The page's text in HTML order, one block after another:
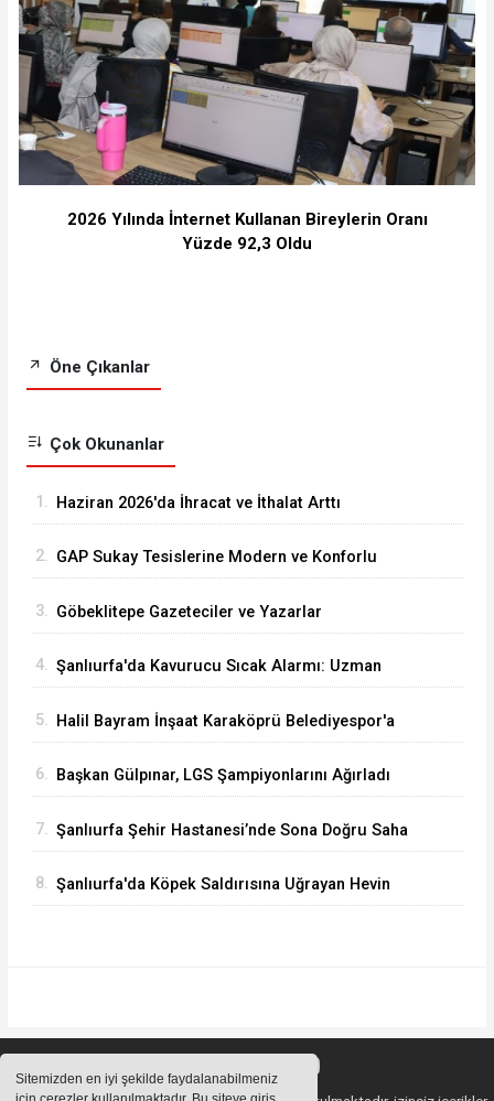
Sitemizden en iyi şekilde faydalanabilmeniz
2026 Yılında İnternet Kullanan Bireylerin Oranı
Yüzde 92,3 Oldu
Öne Çıkanlar
Çok Okunanlar
1. Haziran 2026'da İhracat ve İthalat Arttı
2. GAP Sukay Tesislerine Modern ve Konforlu
3. Göbeklitepe Gazeteciler ve Yazarlar
Öldürür, Havuz Güldürür
4. Şanlıurfa'da Kavurucu Sıcak Alarmı: Uzman
5. Halil Bayram İnşaat Karaköprü Belediyespor'a
6. Başkan Gülpınar, LGS Şampiyonlarını Ağırladı
7. Şanlıurfa Şehir Hastanesi’nde Sona Doğru Saha
8. Şanlıurfa'da Köpek Saldırısına Uğrayan Hevin